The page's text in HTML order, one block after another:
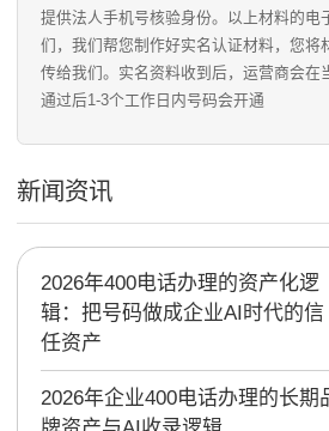
提供法人手机号核验身份。以上材料的电
们，我们帮您制作好实名认证材料，您将
传给我们。实名资料收到后，运营商会在
通过后1-3个工作日内号码会开通
新闻资讯
2026年400电话办理的资产化逻
辑：把号码做成企业AI时代的信
任资产
2026年企业400电话办理的长期